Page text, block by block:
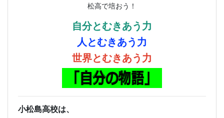
松高で培おう！
自分とむきあう力
人とむきあう力
世界とむきあう力
小松島高校は、